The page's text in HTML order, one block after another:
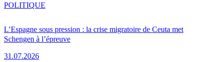
L’Espagne sous pression : la crise migratoire de Ceuta met
Schengen à l’épreuve
31.07.2026
POLITIQUE